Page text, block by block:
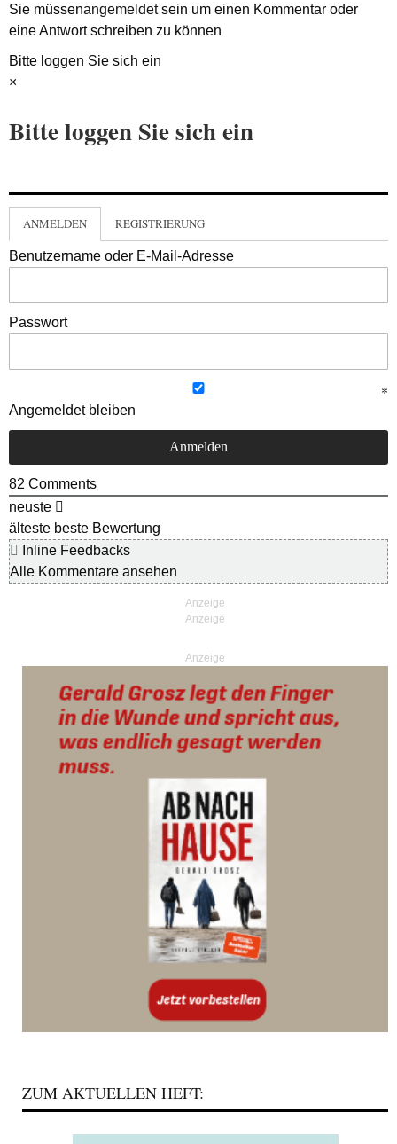
Sie müssenangemeldetsein um einen Kommentar oder
eine Antwort schreiben zu können
Bitte loggen Sie sich ein
×
Bitte loggen Sie sich ein
ANMELDEN REGISTRIERUNG
Benutzername oder E-Mail-Adresse
Passwort
Angemeldet bleiben
82 Comments
neuste
älteste beste Bewertung
Inline Feedbacks
Alle Kommentare ansehen
Anzeige
ZUM AKTUELLEN HEFT: